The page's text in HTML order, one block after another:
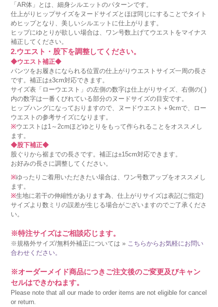
「AR体」とは、細身シルエットのパターンです。
仕上がりヒップサイズをヌードサイズとほぼ同じにすることでタイト
めヒップとなり、美しいシルエットに仕上がります。
ヒップにゆとりが欲しい場合は、ワン号数上げてウエストをマイナス
補正してください。
2.ウエスト・股下を調整してください。
◆ウエスト補正◆
パンツをお履きになられる位置の仕上がりウエストサイズ一周の長さ
です。補正は±3cm対応できます。
サイズ表「ローウエスト」の左側の数字は仕上がりサイズ、右側の( )
内の数字は一番くびれている部分のヌードサイズの目安です。
ヒップハングになっておりますので、ヌードウエスト＋9cmで、ロー
ウエストの参考サイズになります。
※ウエストは1～2cmほどゆとりをもって作られることをオススメし
ます。
◆股下補正◆
股ぐりから裾までの長さです。補正は±15cm対応できます。
お好みの長さに調整してください。
※ゆったりご着用いただきたい場合は、ワン号数アップをオススメし
ます。
※生地に若干の伸縮性があります為、仕上がりサイズは表記(ご指定)
サイズより数ミリの誤差が生じる場合がございますのでご了承くださ
い。
※特注サイズはご相談応じます。
※規格外サイズ/無料外補正については » こちらからお気軽にお問い
合わせください。
※オーダーメイド商品につきご注文後のご変更及びキャン
セルはできかねます。
Please note that all our made to order items are not eligible for cancel
or return.